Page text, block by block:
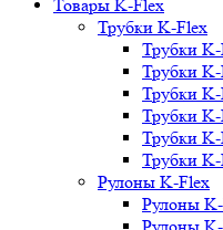
Товары K-Flex
Трубки K-Flex
Трубки
Трубки
Трубки
Трубки
Трубки
Трубки
Рулоны K-Flex
Рулоны